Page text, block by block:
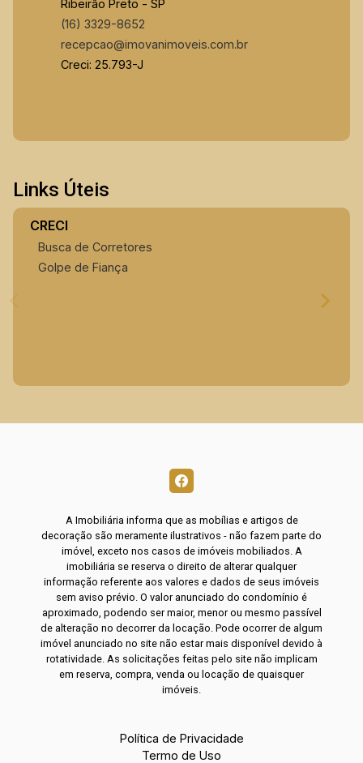
Ribeirão Preto - SP
(16) 3329-8652
recepcao@imovanimoveis.com.br
Creci: 25.793-J
Links Úteis
CRECI
Busca de Corretores
Golpe de Fiança
A Imobiliária informa que as mobílias e artigos de
decoração são meramente ilustrativos - não fazem parte do
imóvel, exceto nos casos de imóveis mobiliados. A
imobiliária se reserva o direito de alterar qualquer
informação referente aos valores e dados de seus imóveis
sem aviso prévio. O valor anunciado do condomínio é
aproximado, podendo ser maior, menor ou mesmo passível
de alteração no decorrer da locação. Pode ocorrer de algum
imóvel anunciado no site não estar mais disponível devido à
rotatividade. As solicitações feitas pelo site não implicam
em reserva, compra, venda ou locação de quaisquer
imóveis.
Política de Privacidade
Termo de Uso